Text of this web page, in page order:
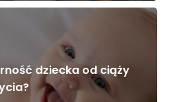
dziecka od ciąży